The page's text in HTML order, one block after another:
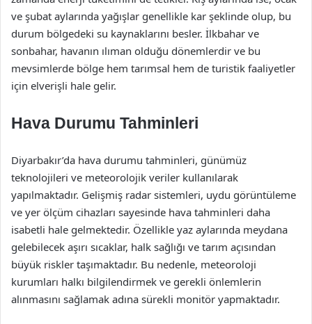
ve şubat aylarında yağışlar genellikle kar şeklinde olup, bu
durum bölgedeki su kaynaklarını besler. İlkbahar ve
sonbahar, havanın ılıman olduğu dönemlerdir ve bu
mevsimlerde bölge hem tarımsal hem de turistik faaliyetler
için elverişli hale gelir.
Hava Durumu Tahminleri
Diyarbakır’da hava durumu tahminleri, günümüz
teknolojileri ve meteorolojik veriler kullanılarak
yapılmaktadır. Gelişmiş radar sistemleri, uydu görüntüleme
ve yer ölçüm cihazları sayesinde hava tahminleri daha
isabetli hale gelmektedir. Özellikle yaz aylarında meydana
gelebilecek aşırı sıcaklar, halk sağlığı ve tarım açısından
büyük riskler taşımaktadır. Bu nedenle, meteoroloji
kurumları halkı bilgilendirmek ve gerekli önlemlerin
alınmasını sağlamak adına sürekli monitör yapmaktadır.